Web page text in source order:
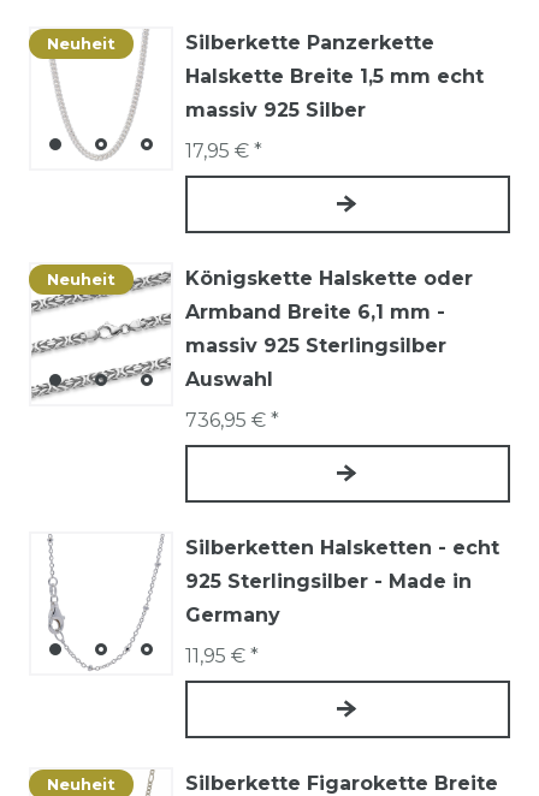
Neuheit
Silberkette Panzerkette
Halskette Breite 1,5 mm echt
massiv 925 Silber
17,95 € *
Neuheit
Königskette Halskette oder
Armband Breite 6,1 mm -
massiv 925 Sterlingsilber
Auswahl
736,95 € *
Silberketten Halsketten - echt
925 Sterlingsilber - Made in
Germany
11,95 € *
Neuheit
Silberkette Figarokette Breite